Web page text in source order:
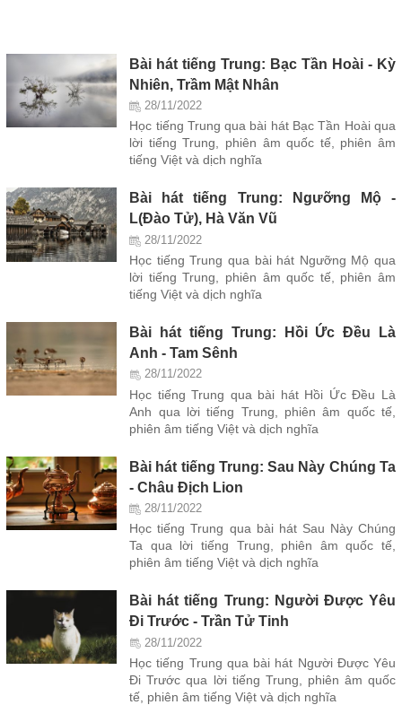
Bài hát tiếng Trung: Bạc Tần Hoài - Kỳ
Nhiên, Trầm Mật Nhân
28/11/2022
Học tiếng Trung qua bài hát Bạc Tần Hoài qua
lời tiếng Trung, phiên âm quốc tế, phiên âm
tiếng Việt và dịch nghĩa
Bài hát tiếng Trung: Ngưỡng Mộ -
L(Đào Tử), Hà Văn Vũ
28/11/2022
Học tiếng Trung qua bài hát Ngưỡng Mộ qua
lời tiếng Trung, phiên âm quốc tế, phiên âm
tiếng Việt và dịch nghĩa
Bài hát tiếng Trung: Hồi Ức Đều Là
Anh - Tam Sênh
28/11/2022
Học tiếng Trung qua bài hát Hồi Ức Đều Là
Anh qua lời tiếng Trung, phiên âm quốc tế,
phiên âm tiếng Việt và dịch nghĩa
Bài hát tiếng Trung: Sau Này Chúng Ta
- Châu Địch Lion
28/11/2022
Học tiếng Trung qua bài hát Sau Này Chúng
Ta qua lời tiếng Trung, phiên âm quốc tế,
phiên âm tiếng Việt và dịch nghĩa
Bài hát tiếng Trung: Người Được Yêu
Đi Trước - Trần Tử Tinh
28/11/2022
Học tiếng Trung qua bài hát Người Được Yêu
Đi Trước qua lời tiếng Trung, phiên âm quốc
tế, phiên âm tiếng Việt và dịch nghĩa